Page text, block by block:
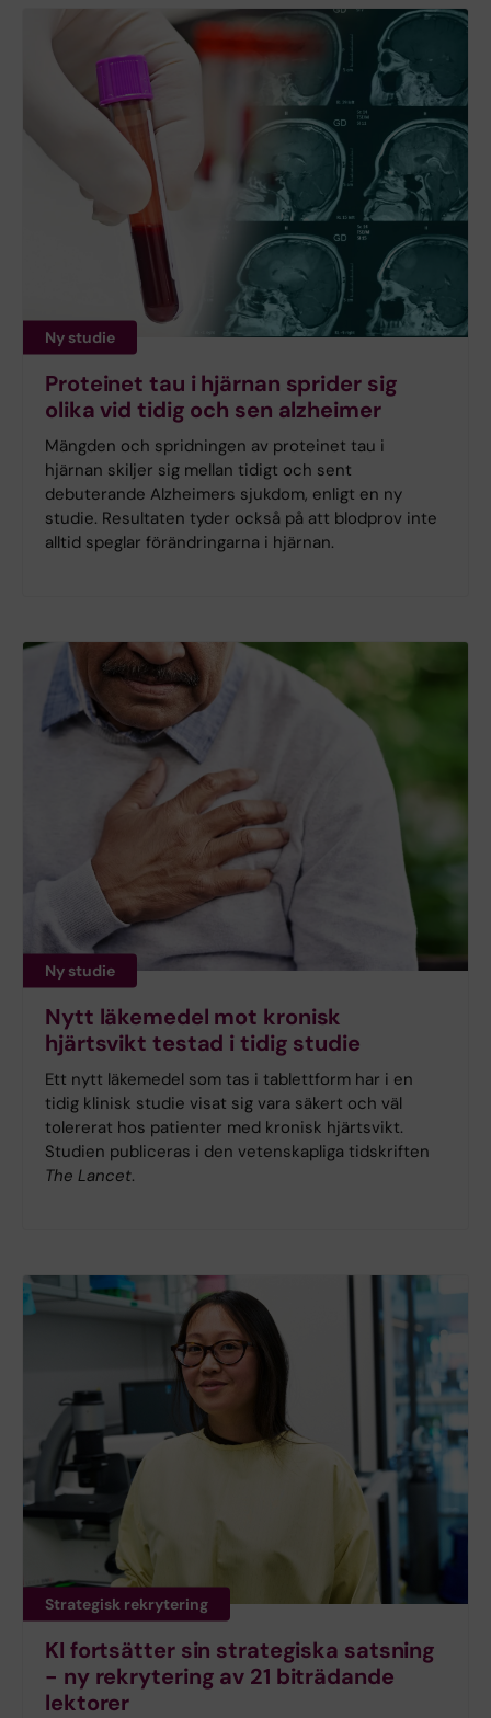
Ny studie
Proteinet tau i hjärnan sprider sig
olika vid tidig och sen alzheimer
Mängden och spridningen av proteinet tau i
hjärnan skiljer sig mellan tidigt och sent
debuterande Alzheimers sjukdom, enligt en ny
studie. Resultaten tyder också på att blodprov inte
alltid speglar förändringarna i hjärnan.
Ny studie
Nytt läkemedel mot kronisk
hjärtsvikt testad i tidig studie
Ett nytt läkemedel som tas i tablettform har i en
tidig klinisk studie visat sig vara säkert och väl
tolererat hos patienter med kronisk hjärtsvikt.
Studien publiceras i den vetenskapliga tidskriften
The Lancet.
Strategisk rekrytering
KI fortsätter sin strategiska satsning
- ny rekrytering av 21 biträdande
lektorer